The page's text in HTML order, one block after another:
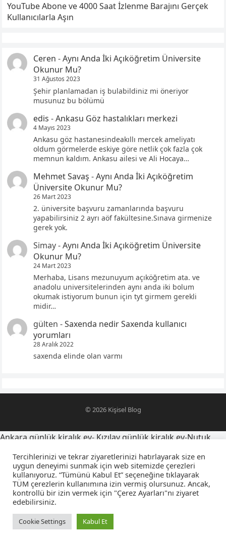
YouTube Abone ve 4000 Saat İzlenme Barajını Gerçek
Kullanıcılarla Aşın
Ceren -Aynı Anda İki Açıköğretim Üniversite
Okunur Mu?
31 Ağustos 2023
Şehir planlamadan iş bulabildiniz mi öneriyor
musunuz bu bölümü
edis -Ankasu Göz hastalıkları merkezi
4 Mayıs 2023
Ankasu göz hastanesindeakıllı mercek ameliyatı
oldum görmelerde eskiye göre netlik çok fazla çok
memnun kaldım. Ankasu ailesi ve Ali Hocaya…
Mehmet Savaş -Aynı Anda İki Açıköğretim
Üniversite Okunur Mu?
26 Mart 2023
2. üniversite başvuru zamanlarında başvuru
yapabilirsiniz 2 ayrı aöf fakültesine.Sınava girmenize
gerek yok.
Simay-Aynı Anda İki Açıköğretim Üniversite
Okunur Mu?
24 Mart 2023
Merhaba, Lisans mezunuyum açıköğretim ata. ve
anadolu universitelerinden aynı anda iki bolum
okumak istiyorum bunun için tyt girmem gerekli
midir…
gülten -Saxenda nedir Saxenda kullanıcı
yorumları
28 Aralık 2022
saxenda elinde olan varmı
© 2026 Kişisel Blog
Tercihlerinizi ve tekrar ziyaretlerinizi hatırlayarak size en
uygun deneyimi sunmak için web sitemizde çerezleri
kullanıyoruz. “Tümünü Kabul Et” seçeneğine tıklayarak
TÜM çerezlerin kullanımına izin vermiş olursunuz. Ancak,
kontrollü bir izin vermek için "Çerez Ayarları"nı ziyaret
edebilirsiniz.
Cookie Settings Kabul Et
Ankara günlük kiralık ev- Kızılay günlük kiralık ev-Nutuk
yegensozleri.net-Latince yazı dövmeleri ve anlamları-
sevgiliyi farsça telefona kaydetme isimleri-falcıya sorulacak
sorular-amca yeğen sözleri- kuzeni telefona kaydetme
isimleri-osmanlıca sevgiliyi telefona kaydetme isimleri
KonyaKonya Nöbetçi Eczaneler
VDS KuponAnkara Mobilya İmalatı - Mat Mobilya